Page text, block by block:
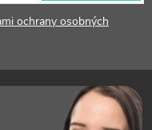
ochrany osobných